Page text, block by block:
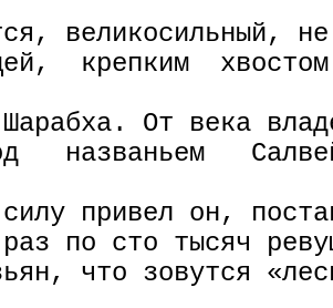
великосильный,
крепким
От века
названьем
силу привел он,
раз по сто тысяч
что зовутся